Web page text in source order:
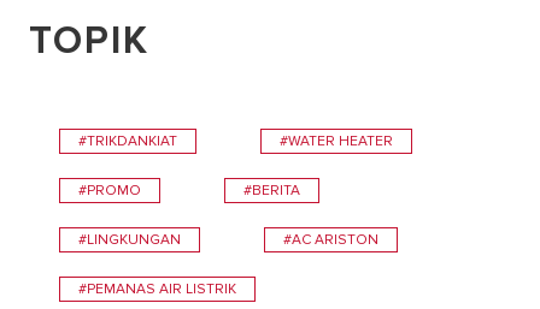
TOPIK
#TRIKDANKIAT #WATER HEATER
#PROMO #BERITA
#LINGKUNGAN #AC ARISTON
#PEMANAS AIR LISTRIK